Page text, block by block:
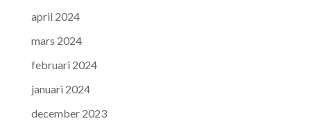
april 2024
mars 2024
februari 2024
januari 2024
december 2023